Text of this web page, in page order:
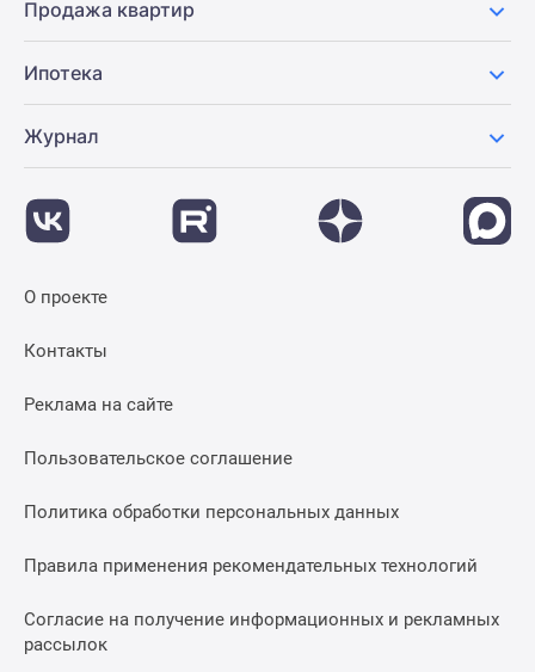
Продажа квартир
Ипотека
Журнал
О проекте
Контакты
Реклама на сайте
Пользовательское соглашение
Политика обработки персональных данных
Правила применения рекомендательных технологий
Согласие на получение информационных и рекламных
рассылок